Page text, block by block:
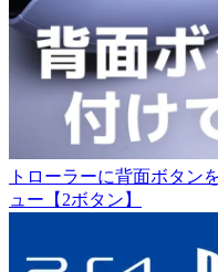
トローラーに背面ボタン
ュー【2ボタン】